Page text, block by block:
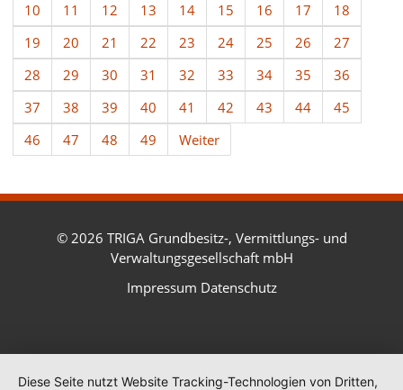
10
11 12 13 14 15 16 17
18
19
20 21 22 23 24 25 26
27
28
29 30 31 32 33 34 35
36
37
38 39 40 41 42 43 44
45
46
47 48 49 Weiter
© 2026 TRIGA Grundbesitz-, Vermittlungs- und
Verwaltungsgesellschaft mbH
Impressum Datenschutz
Diese Seite nutzt Website Tracking-Technologien von Dritten,